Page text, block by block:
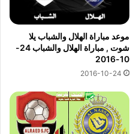
موعد مباراة الهلال والشباب يلا
شوت , مباراة الهلال والشباب 24-
10-2016
2016-10-24